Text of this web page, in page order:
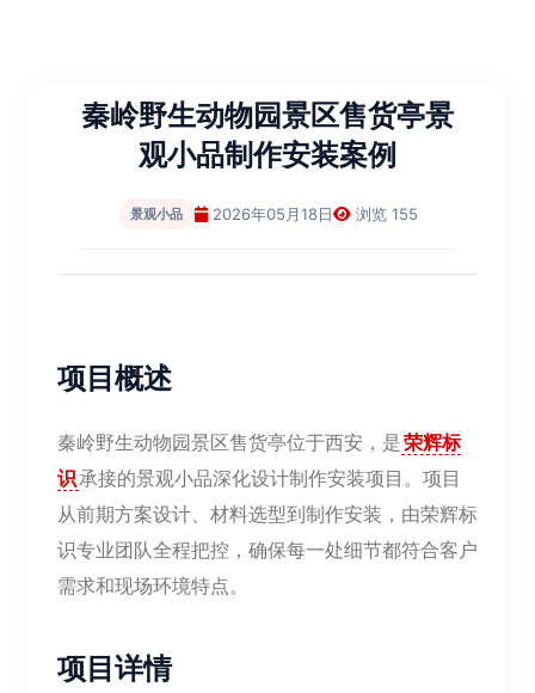
秦岭野生动物园景区售货亭景
观小品制作安装案例
景观小品 2026年05月18日 浏览 155
项目概述
秦岭野生动物园景区售货亭位于西安，是荣辉标
识承接的景观小品深化设计制作安装项目。项目
从前期方案设计、材料选型到制作安装，由荣辉标
识专业团队全程把控，确保每一处细节都符合客户
需求和现场环境特点。
项目详情